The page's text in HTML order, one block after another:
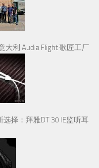
利 Audia Flight 歌匠工厂
择：拜雅DT 30 IE监听耳